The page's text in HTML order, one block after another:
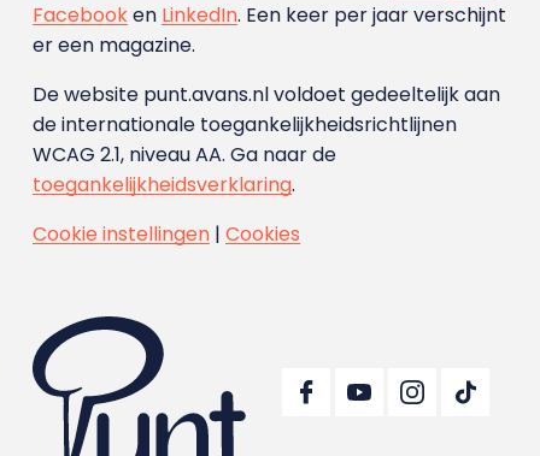
Facebooken LinkedIn. Een keer per jaar verschijnt
er een magazine.
De website punt.avans.nl voldoet gedeeltelijk aan
de internationale toegankelijkheidsrichtlijnen
WCAG 2.1, niveau AA. Ga naar de
toegankelijkheidsverklaring.
Cookie instellingen| Cookies